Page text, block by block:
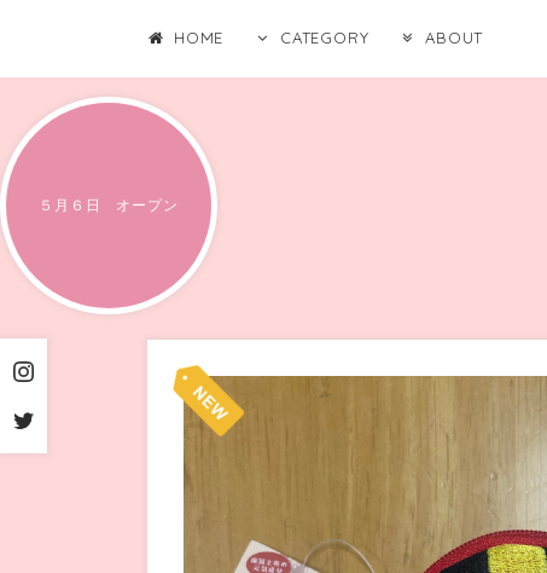
５月６日 オープン
HOME CATEGORY ABOUT